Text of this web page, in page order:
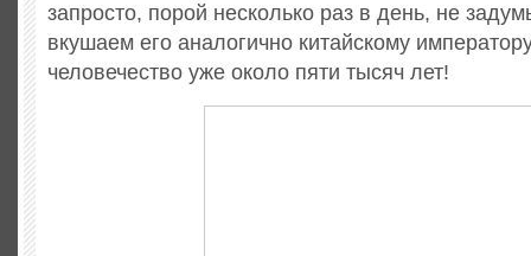
запросто, порой несколько раз в день, не
вкушаем его аналогично китайскому
человечество уже около пяти тысяч лет!